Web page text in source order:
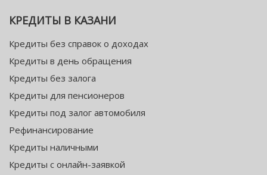
КРЕДИТЫ В КАЗАНИ
Кредиты без справок о доходах
Кредиты в день обращения
Кредиты без залога
Кредиты для пенсионеров
Кредиты под залог автомобиля
Рефинансирование
Кредиты наличными
Кредиты с онлайн-заявкой